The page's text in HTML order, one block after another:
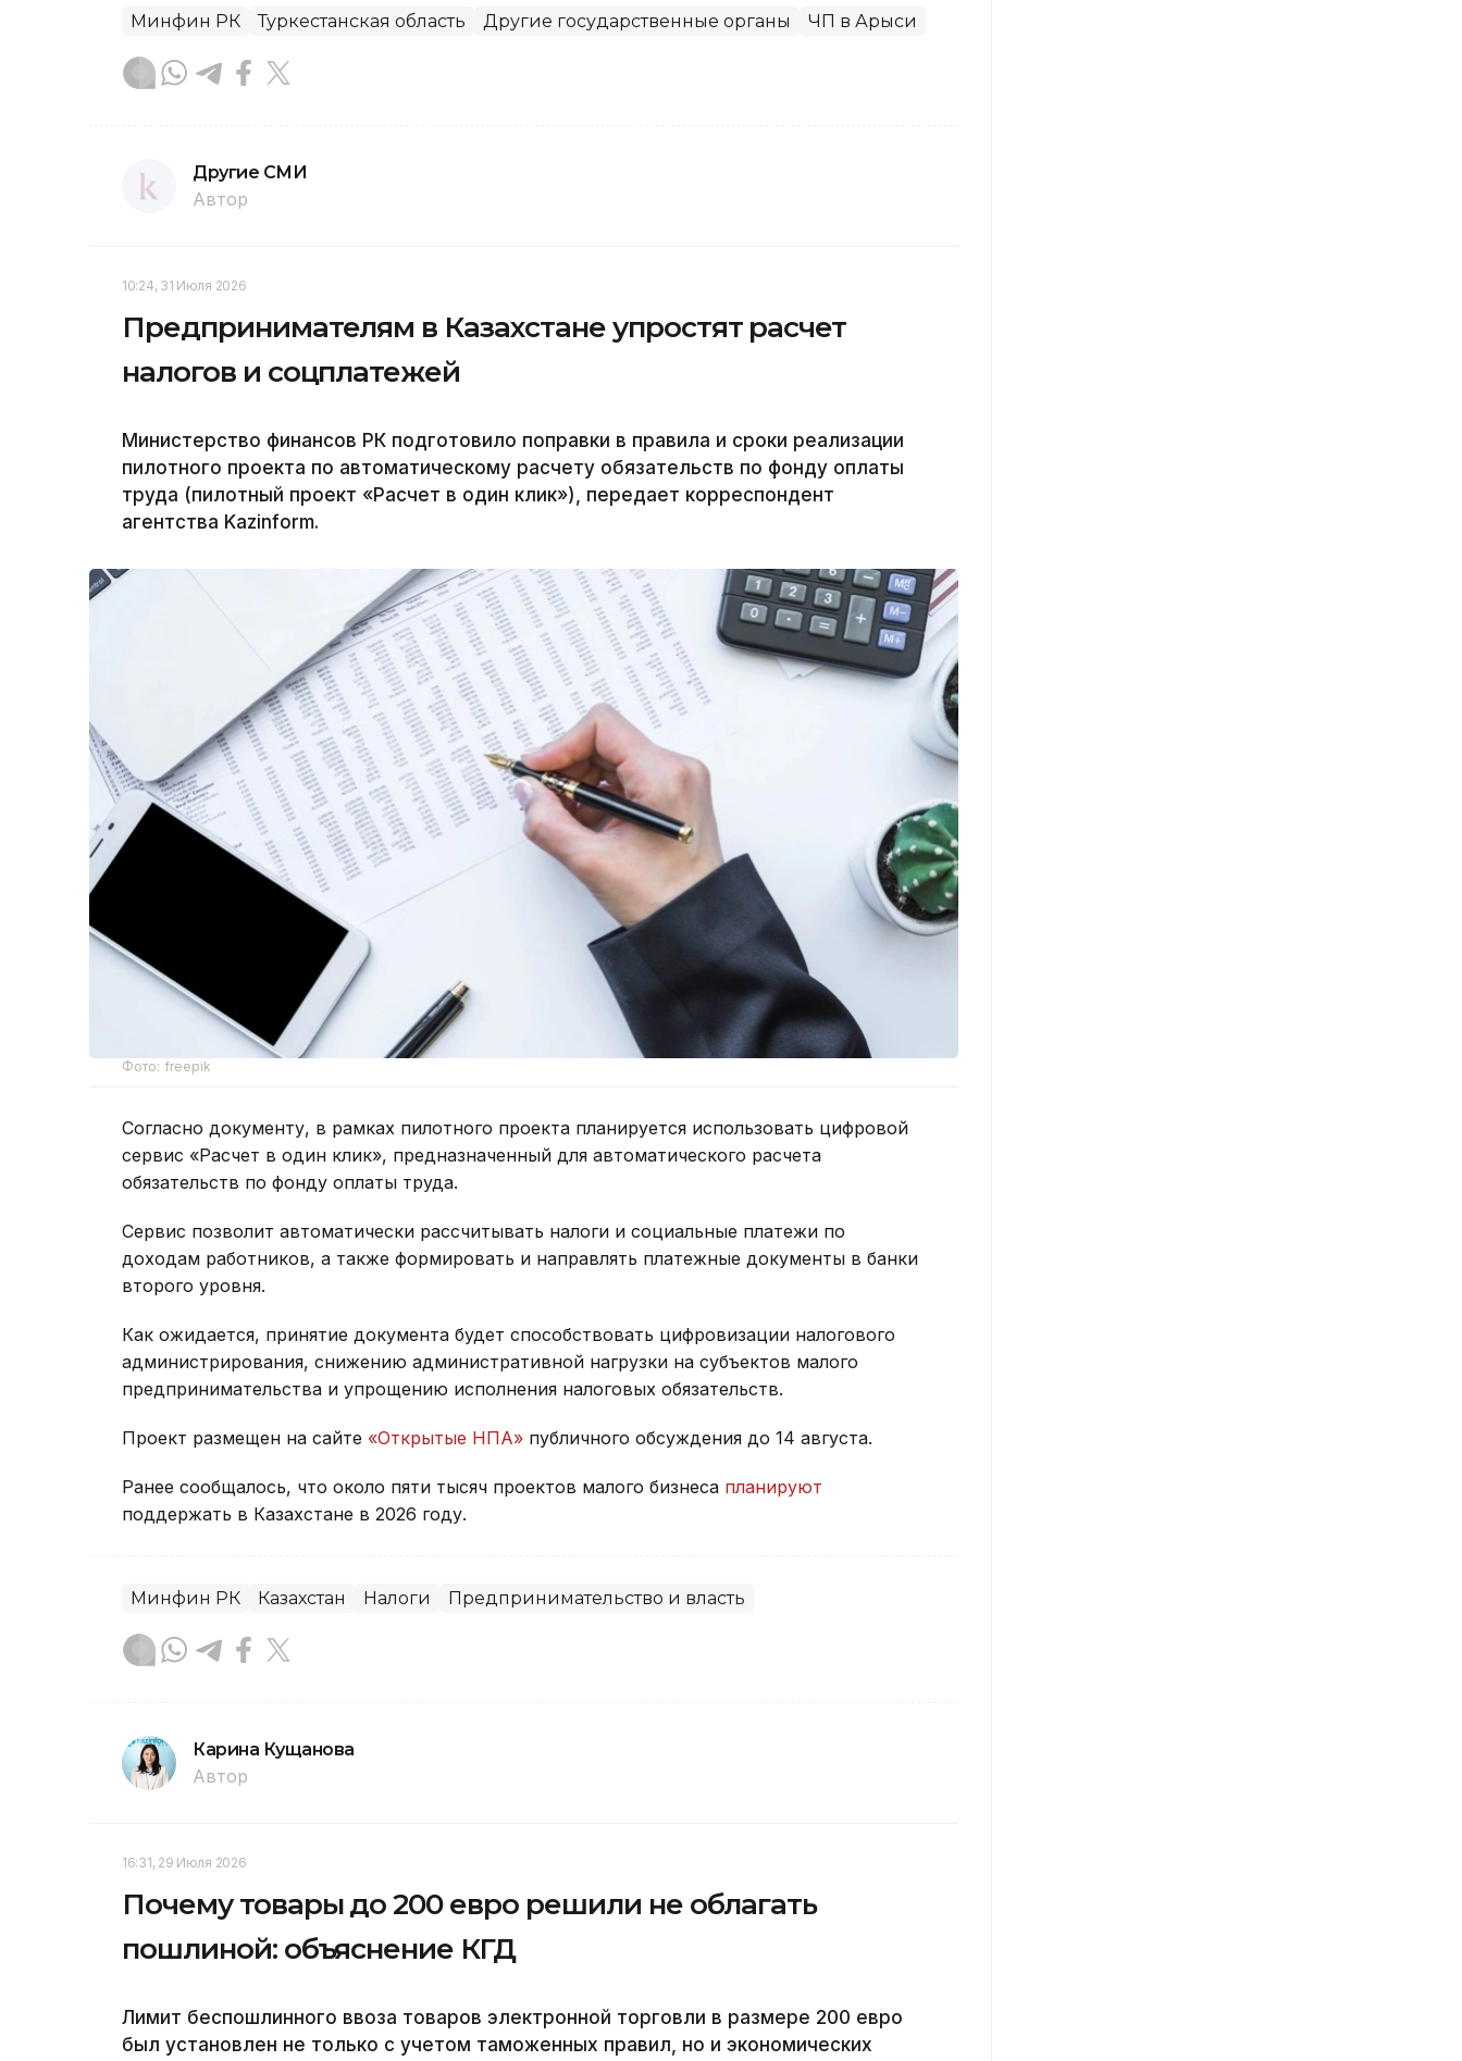
Минфин РК Туркестанская область Другие государственные органы ЧП в Арыси
Другие СМИ
Автор
10:24, 31 Июля 2026
Предпринимателям в Казахстане упростят расчет
налогов и соцплатежей
Министерство финансов РК подготовило поправки в правила и сроки реализации
пилотного проекта по автоматическому расчету обязательств по фонду оплаты
труда (пилотный проект «Расчет в один клик»), передает корреспондент
агентства Kazinform.
Фото: freepik
Согласно документу, в рамках пилотного проекта планируется использовать цифровой
сервис «Расчет в один клик», предназначенный для автоматического расчета
обязательств по фонду оплаты труда.
Сервис позволит автоматически рассчитывать налоги и социальные платежи по
доходам работников, а также формировать и направлять платежные документы в банки
второго уровня.
Как ожидается, принятие документа будет способствовать цифровизации налогового
администрирования, снижению административной нагрузки на субъектов малого
предпринимательства и упрощению исполнения налоговых обязательств.
Проект размещен на сайте «Открытые НПА» публичного обсуждения до 14 августа.
Ранее сообщалось, что около пяти тысяч проектов малого бизнеса планируют
поддержать в Казахстане в 2026 году.
Минфин РК Казахстан Налоги Предпринимательство и власть
Карина Кущанова
Автор
16:31, 29 Июля 2026
Почему товары до 200 евро решили не облагать
пошлиной: объяснение КГД
Лимит беспошлинного ввоза товаров электронной торговли в размере 200 евро
был установлен не только с учетом таможенных правил, но и экономических